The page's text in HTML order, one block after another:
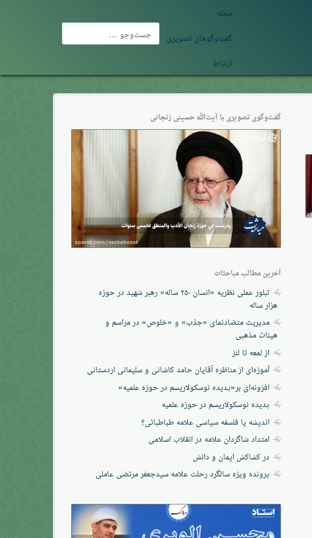
برای:
مجله
گفت‌وگوهای تصویری
ارتباط
گفت‌وگو‌ی تصویری با آیت‌الله حسینی زنجانی
آخرین مطالب مباحثات
تبلور عملی نظریه «انسان ۲۵۰ ساله» رهبر شهید در حوزه
هزار ساله
مدیریت متضادنمای «جذب» و «خلوص» در مراسم و
هیئات مذهبی
از لمعه تا لنز
آموزه‌ای از مناظره آقایان حامد کاشانی و سلیمانی اردستانی
افزونه‌ای بر«پدیده نوسکولاریسم در حوزه‌ علمیه»
پدیده نوسکولاریسم در حوزه علمیه
اندیشه یا فلسفه سیاسی علامه طباطبائی؟
امتداد شاگردان علامه در انقلاب اسلامی
در کشاکش ایمان و دانش
پرونده‌ ویژه سالگرد رحلت علامه سیدجعفر مرتضی عاملی